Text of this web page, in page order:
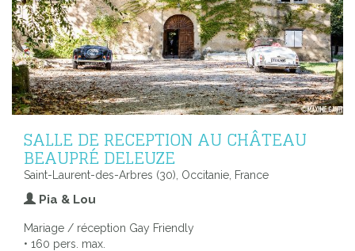
SALLE DE RECEPTION AU CHÂTEAU
BEAUPRÉ DELEUZE
Saint-Laurent-des-Arbres (30), Occitanie, France
Pia & Lou
Mariage / réception Gay Friendly
• 160 pers. max.